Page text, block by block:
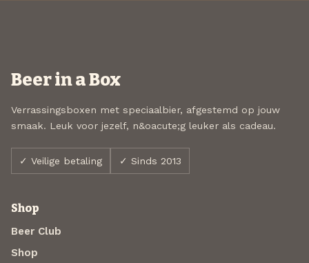
Beer in a Box
Verrassingsboxen met speciaalbier, afgestemd op jouw
smaak. Leuk voor jezelf, n&oacute;g leuker als cadeau.
✓ Veilige betaling ✓ Sinds 2013
Shop
Beer Club
Shop